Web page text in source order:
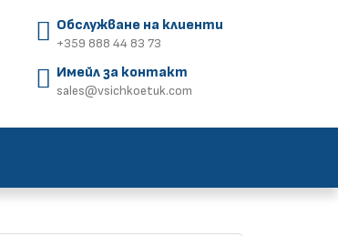
Обслужване на клиенти
+359 888 44 83 73
Имейл за контакт
sales@vsichkoetuk.com